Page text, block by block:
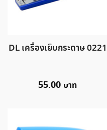
DL เครื่องเย็บกระดาษ 0221
55.00